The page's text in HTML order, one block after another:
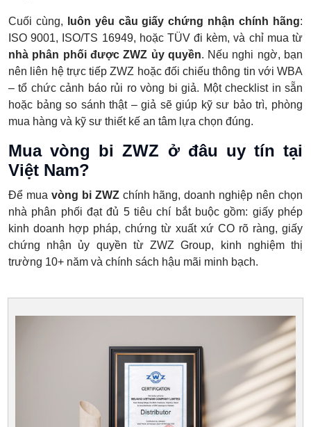
Cuối cùng, luôn yêu cầu giấy chứng nhận chính hãng:
ISO 9001, ISO/TS 16949, hoặc TÜV đi kèm, và chỉ mua từ
nhà phân phối được ZWZ ủy quyền. Nếu nghi ngờ, bạn
nên liên hệ trực tiếp ZWZ hoặc đối chiếu thông tin với WBA
– tổ chức cảnh báo rủi ro vòng bi giả. Một checklist in sẵn
hoặc bảng so sánh thật – giả sẽ giúp kỹ sư bảo trì, phòng
mua hàng và kỹ sư thiết kế an tâm lựa chọn đúng.
Mua vòng bi ZWZ ở đâu uy tín tại
Việt Nam?
Để mua vòng bi ZWZchính hãng, doanh nghiệp nên chọn
nhà phân phối đạt đủ 5 tiêu chí bắt buộc gồm: giấy phép
kinh doanh hợp pháp, chứng từ xuất xứ CO rõ ràng, giấy
chứng nhận ủy quyền từ ZWZ Group, kinh nghiệm thị
trường 10+ năm và chính sách hậu mãi minh bạch.